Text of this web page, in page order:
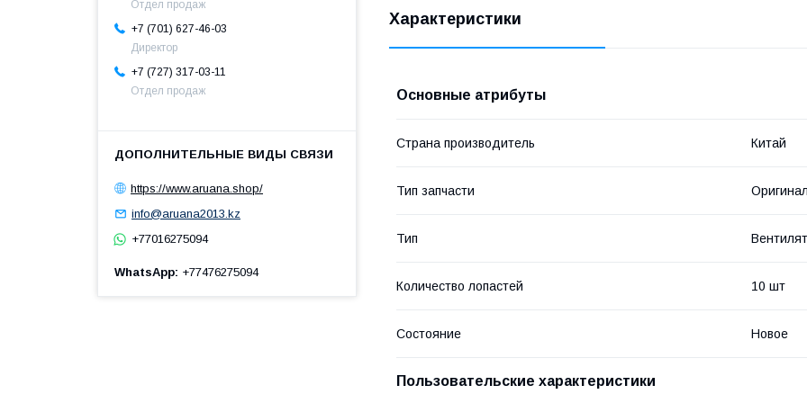
Характеристики
Основные атрибуты
Страна производитель Китай
Тип запчасти Оригинал
Тип
Количество лопастей 10 шт
Состояние Новое
Пользовательские характеристики
Отдел продаж
+7 (701) 627-46-03
Директор
+7 (727) 317-03-11
Отдел продаж
https://www.aruana.shop/
info@aruana2013.kz
+77016275094
WhatsApp +77476275094